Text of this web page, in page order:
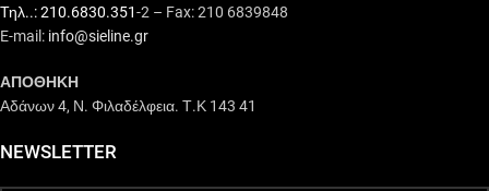
Τηλ..: 210.6830.351-2 – Fax: 210 6839848
E-mail: info@sieline.gr
ΑΠΟΘΗΚΗ
Αδάνων 4, Ν. Φιλαδέλφεια. Τ.Κ 143 41
NEWSLETTER